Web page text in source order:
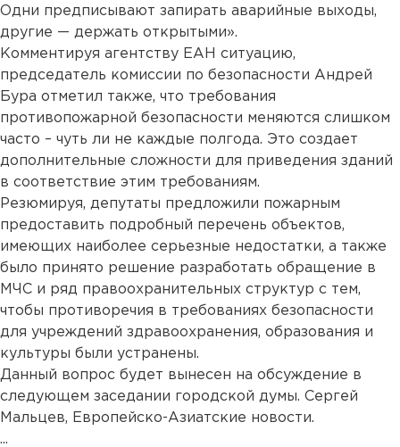
Одни предписывают запирать аварийные выходы,
другие — держать открытыми».
Комментируя агентству ЕАН ситуацию,
председатель комиссии по безопасности Андрей
Бура отметил также, что требования
противопожарной безопасности меняются слишком
часто – чуть ли не каждые полгода. Это создает
дополнительные сложности для приведения зданий
в соответствие этим требованиям.
Резюмируя, депутаты предложили пожарным
предоставить подробный перечень объектов,
имеющих наиболее серьезные недостатки, а также
было принято решение разработать обращение в
МЧС и ряд правоохранительных структур с тем,
чтобы противоречия в требованиях безопасности
для учреждений здравоохранения, образования и
культуры были устранены.
Данный вопрос будет вынесен на обсуждение в
следующем заседании городской думы. Сергей
Мальцев, Европейско-Азиатские новости.
...